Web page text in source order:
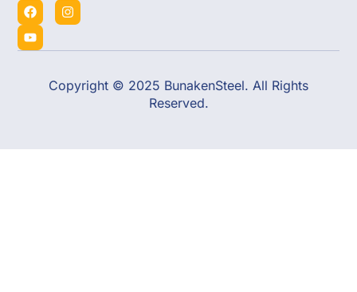
Copyright © 2025 BunakenSteel. All Rights
Reserved.